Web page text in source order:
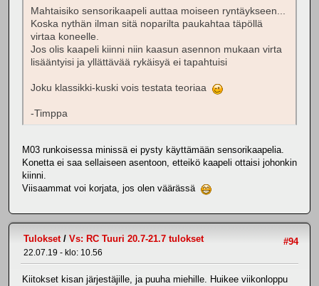
Mahtaisiko sensorikaapeli auttaa moiseen ryntäykseen...
Koska nythän ilman sitä noparilta paukahtaa täpöllä
virtaa koneelle.
Jos olis kaapeli kiinni niin kaasun asennon mukaan virta
lisääntyisi ja yllättävää rykäisyä ei tapahtuisi
Joku klassikki-kuski vois testata teoriaa
-Timppa
M03 runkoisessa minissä ei pysty käyttämään sensorikaapelia.
Konetta ei saa sellaiseen asentoon, etteikö kaapeli ottaisi johonkin
kiinni.
Viisaammat voi korjata, jos olen väärässä
#94
Tulokset/ Vs: RC Tuuri 20.7-21.7 tulokset
22.07.19 - klo: 10.56
Kiitokset kisan järjestäjille, ja puuha miehille. Huikee viikonloppu